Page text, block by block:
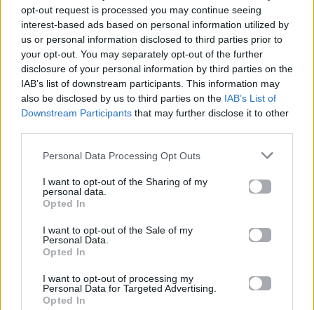
opt-out request is processed you may continue seeing
interest-based ads based on personal information utilized by
us or personal information disclosed to third parties prior to
your opt-out. You may separately opt-out of the further
disclosure of your personal information by third parties on the
IAB’s list of downstream participants. This information may
also be disclosed by us to third parties on the IAB’s List of
Downstream Participants that may further disclose it to other
Personal Data Processing Opt Outs
I want to opt-out of the Sharing of my
personal data.
Opted In
I want to opt-out of the Sale of my
Personal Data.
Opted In
I want to opt-out of processing my
Personal Data for Targeted Advertising.
Opted In
τους θέλεις.Πρέπει να μάθουμε να δεχόμαστε τον
κόσμο, γιατί είμαστε ένα. Άμα δεν δέχομαι εσένα,
είναι σαν να μη δέχομαι εμένα. Κατά κύριο λόγο,
αυτοί που δεν σε αποδέχονται, δεν δέχονται τον
εαυτό τους». Τέλος, μοιράστηκε το δικό του safe
place, αποκαλύπτοντας πως ηαποφόρτισή του
βρίσκεται στο στούντιοκαι στην ηρεμία που του
προσφέρει η κοινή ζωή με την Αλεξία, την οποία